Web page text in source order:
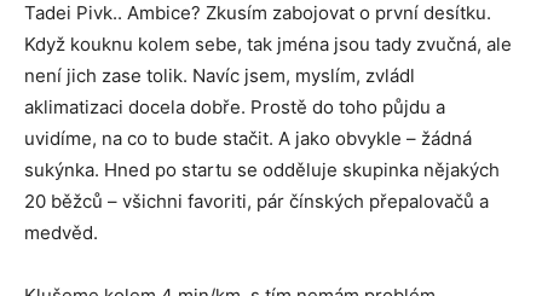
Tadei Pivk.. Ambice? Zkusím zabojovat o první desítku.
Když kouknu kolem sebe, tak jména jsou tady zvučná, ale
není jich zase tolik. Navíc jsem, myslím, zvládl
aklimatizaci docela dobře. Prostě do toho půjdu a
uvidíme, na co to bude stačit. A jako obvykle – žádná
sukýnka. Hned po startu se odděluje skupinka nějakých
20 běžců – všichni favoriti, pár čínských přepalovačů a
medvěd.